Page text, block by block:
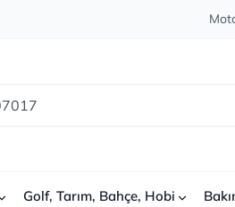
Golf, Tarım, Bahçe, Hobi